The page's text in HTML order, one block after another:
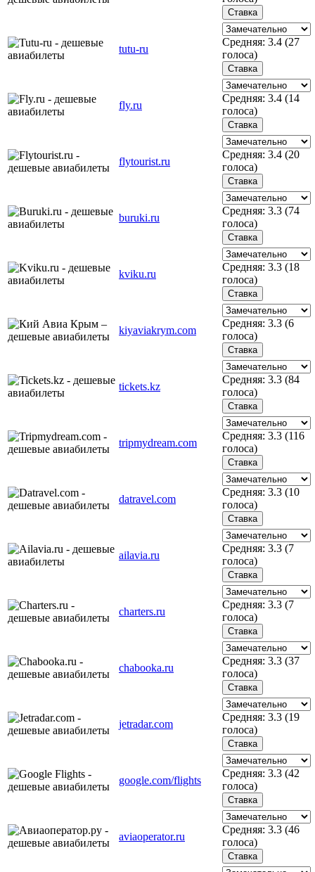
tutu-ru
Средняя: 3.4 (27
голоса)
fly.ru
Средняя: 3.4 (14
голоса)
flytourist.ru
Средняя: 3.4 (20
голоса)
buruki.ru
Средняя: 3.3 (74
голоса)
kviku.ru
Средняя: 3.3 (18
голоса)
kiyaviakrym.com
Средняя: 3.3 (6
голоса)
tickets.kz
Средняя: 3.3 (84
голоса)
tripmydream.com
Средняя: 3.3 (116
голоса)
datravel.com
Средняя: 3.3 (10
голоса)
ailavia.ru
Средняя: 3.3 (7
голоса)
charters.ru
Средняя: 3.3 (7
голоса)
chabooka.ru
Средняя: 3.3 (37
голоса)
jetradar.com
Средняя: 3.3 (19
голоса)
google.com/flights
Средняя: 3.3 (42
голоса)
aviaoperator.ru
Средняя: 3.3 (46
голоса)